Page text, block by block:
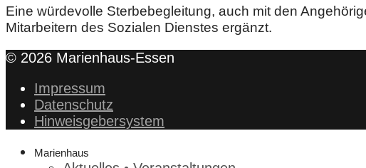
Eine würdevolle Sterbebegleitung, auch mit den
Mitarbeitern des Sozialen Dienstes ergänzt.
© 2026 Marienhaus-Essen
Impressum
Datenschutz
Hinweisgebersystem
Marienhaus